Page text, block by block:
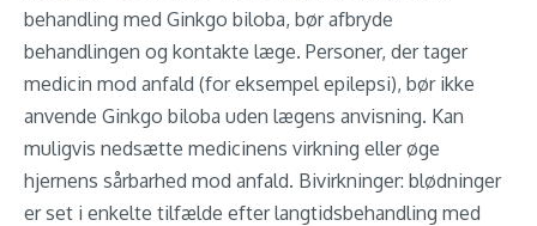
behandling med Ginkgo biloba, bør afbryde
behandlingen og kontakte læge. Personer, der tager
medicin mod anfald (for eksempel epilepsi), bør ikke
anvende Ginkgo biloba uden lægens anvisning. Kan
muligvis nedsætte medicinens virkning eller øge
hjernens sårbarhed mod anfald. Bivirkninger: blødninger
er set i enkelte tilfælde efter langtidsbehandling med